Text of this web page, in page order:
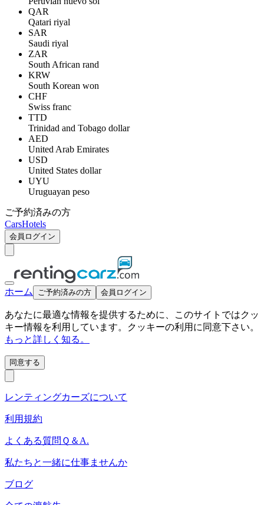
QAR
Qatari riyal
SAR
Saudi riyal
ZAR
South African rand
KRW
South Korean won
CHF
Swiss franc
TTD
Trinidad and Tobago dollar
AED
United Arab Emirates
USD
United States dollar
UYU
Uruguayan peso
ご予約済みの方
CarsHotels
会員ログイン
ホーム ご予約済みの方 会員ログイン
あなたに最適な情報を提供するために、このサイトではクッ
キー情報を利用しています。クッキーの利用に同意下さい。
もっと詳しく知る。
同意する
レンティングカーズについて
利用規約
よくある質問Ｑ＆A.
私たちと一緒に仕事ませんか
ブログ